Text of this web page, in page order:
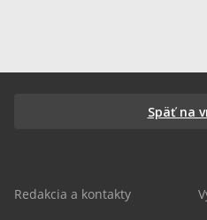
Späť na
Redakcia a kontakty